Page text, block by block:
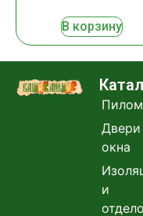
В корзину
Двери
окна
и